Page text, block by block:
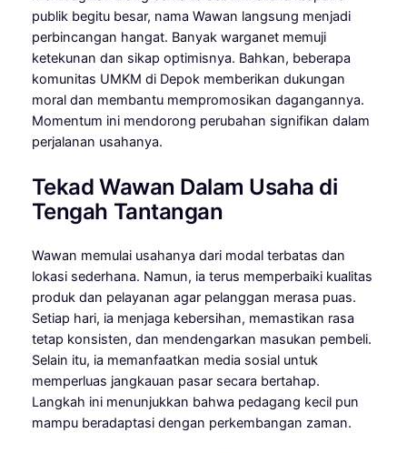
publik begitu besar, nama Wawan langsung menjadi
perbincangan hangat. Banyak warganet memuji
ketekunan dan sikap optimisnya. Bahkan, beberapa
komunitas UMKM di Depok memberikan dukungan
moral dan membantu mempromosikan dagangannya.
Momentum ini mendorong perubahan signifikan dalam
perjalanan usahanya.
Tekad Wawan Dalam Usaha di
Tengah Tantangan
Wawan memulai usahanya dari modal terbatas dan
lokasi sederhana. Namun, ia terus memperbaiki kualitas
produk dan pelayanan agar pelanggan merasa puas.
Setiap hari, ia menjaga kebersihan, memastikan rasa
tetap konsisten, dan mendengarkan masukan pembeli.
Selain itu, ia memanfaatkan media sosial untuk
memperluas jangkauan pasar secara bertahap.
Langkah ini menunjukkan bahwa pedagang kecil pun
mampu beradaptasi dengan perkembangan zaman.